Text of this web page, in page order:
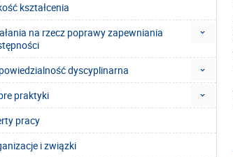
kształcenia
na rzecz poprawy zapewniania
dyscyplinarna
praktyki
pracy
i związki